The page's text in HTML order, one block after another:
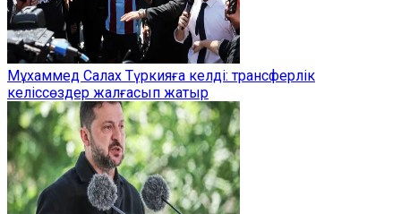
Мұхаммед Салах Түркияға келді: трансферлік
келіссөздер жалғасып жатыр